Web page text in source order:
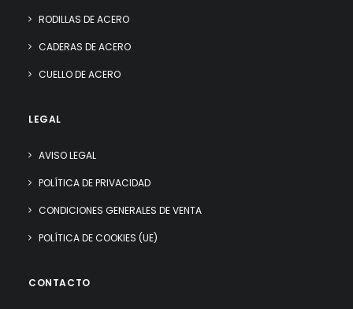
RODILLAS DE ACERO
CADERAS DE ACERO
CUELLO DE ACERO
LEGAL
AVISO LEGAL
POLÍTICA DE PRIVACIDAD
CONDICIONES GENERALES DE VENTA
POLÍTICA DE COOKIES (UE)
CONTACTO